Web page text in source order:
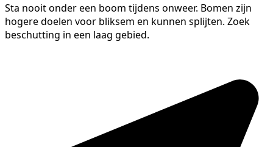
Sta nooit onder een boom tijdens onweer. Bomen zijn
hogere doelen voor bliksem en kunnen splijten. Zoek
beschutting in een laag gebied.